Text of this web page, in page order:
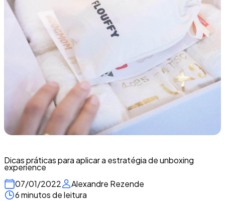
Dicas práticas para aplicar a estratégia de unboxing
experience
07/01/2022
Alexandre Rezende
6 minutos de leitura